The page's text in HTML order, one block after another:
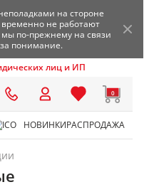
на стороне
временно не работают
по-прежнему на связи
понимание.
лиц и ИП
0
НОВИНКИРАСПРОДАЖА